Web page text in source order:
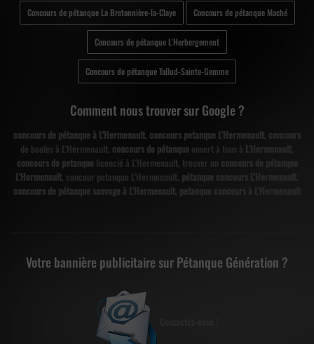
Concours de pétanque La Bretonnière-la-Claye Concours de pétanque Maché
Concours de pétanque L'Herbergement
Concours de pétanque Tallud-Sainte-Gemme
Comment nous trouver sur Google ?
concours de pétanque à L'Hermenault, concours petanque L'Hermenault, concours
de boules à L'Hermenault, concours de pétanque ouvert à tous à L'Hermenault
concours de petanque licencié à L'Hermenault, trouver un concours de pétanque
L'Hermenault, concour petanque L'Hermenault, pétanque concours L'Hermenault
concours de pétanque sauvage à L'Hermenault, petanque concours à L'Hermenault
Votre bannière publicitaire sur Pétanque Génération ?